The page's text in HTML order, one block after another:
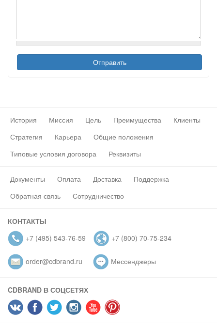
История Миссия Цель Преимущества
Клиенты
Стратегия
Карьера
Общие положения
Типовые условия договора
Реквизиты
Документы Оплата Доставка
Поддержка
Обратная связь
Сотрудничество
КОНТАКТЫ
+7 (495) 543-76-59
+7 (800) 70-75-234
order@cdbrand.ru Мессенджеры
CDBRAND В СОЦСЕТЯХ